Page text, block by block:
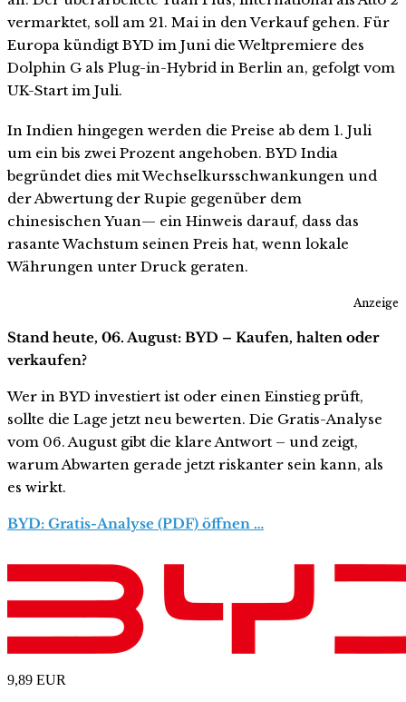
vermarktet, soll am 21. Mai in den Verkauf gehen. Für
Europa kündigt BYD im Juni die Weltpremiere des
Dolphin G als Plug-in-Hybrid in Berlin an, gefolgt vom
UK-Start im Juli.
In Indien hingegen werden die Preise ab dem 1. Juli
um ein bis zwei Prozent angehoben. BYD India
begründet dies mit Wechselkursschwankungen und
der Abwertung der Rupie gegenüber dem
chinesischen Yuan— ein Hinweis darauf, dass das
rasante Wachstum seinen Preis hat, wenn lokale
Währungen unter Druck geraten.
Anzeige
Stand heute, 06. August: BYD – Kaufen, halten oder
verkaufen?
Wer in BYD investiert ist oder einen Einstieg prüft,
sollte die Lage jetzt neu bewerten. Die Gratis-Analyse
vom 06. August gibt die klare Antwort – und zeigt,
warum Abwarten gerade jetzt riskanter sein kann, als
es wirkt.
BYD: Gratis-Analyse (PDF) öffnen …
9,89 EUR